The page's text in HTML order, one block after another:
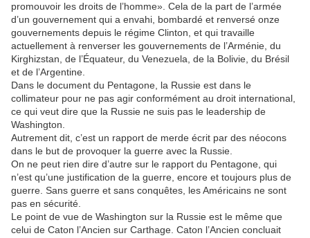
promouvoir les droits de l’homme». Cela de la part de l’armée
d’un gouvernement qui a envahi, bombardé et renversé onze
gouvernements depuis le régime Clinton, et qui travaille
actuellement à renverser les gouvernements de l’Arménie, du
Kirghizstan, de l’Équateur, du Venezuela, de la Bolivie, du Brésil
et de l’Argentine.
Dans le document du Pentagone, la Russie est dans le
collimateur pour ne pas agir conformément au droit international,
ce qui veut dire que la Russie ne suis pas le leadership de
Washington.
Autrement dit, c’est un rapport de merde écrit par des néocons
dans le but de provoquer la guerre avec la Russie.
On ne peut rien dire d’autre sur le rapport du Pentagone, qui
n’est qu’une justification de la guerre, encore et toujours plus de
guerre. Sans guerre et sans conquêtes, les Américains ne sont
pas en sécurité.
Le point de vue de Washington sur la Russie est le même que
celui de Caton l’Ancien sur Carthage. Caton l’Ancien concluait